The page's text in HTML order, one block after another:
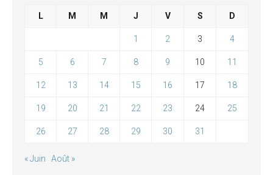
L M M J V S D
1 2 3 4
5 6 7 8 9 10 11
12 13 14 15 16 17 18
19 20 21 22 23 24 25
26 27 28 29 30 31
« Juin Août »